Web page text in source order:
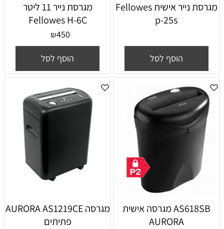
מגרסת נייר אישית Fellowes
p-25s
הוסף לסל
מגרסת נייר ‏11 ‏ליטר
Fellowes H-6C
₪450
הוסף לסל
AS618SB מגרסה אישית
AURORA
מגרסה AURORA AS1219CE
פתיתים